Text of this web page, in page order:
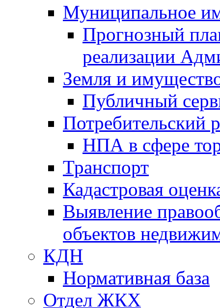
Муниципальное
Прогнозный
реализации
Земля и
Публичный
Потребительский
НПА в сфере
Транспорт
Кадастровая
Выявление
объектов
КДН
Нормативная база
Отдел ЖКХ